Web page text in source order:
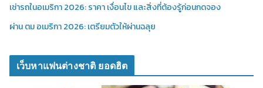
เช่ารถในอเมริกา 2026: ราคา เงื่อนไข และสิ่งที่ต้องรู้ก่อนกดจอง
ผ่าน ตม อเมริกา 2026: เตรียมตัวให้ผ่านฉลุย
เว็บหาแฟนต่างชาติ ยอดฮิต